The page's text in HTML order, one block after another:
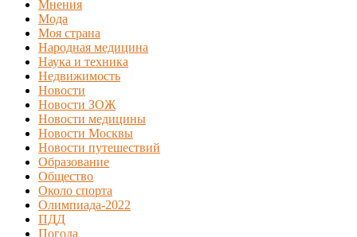
Мнения
Мода
Моя страна
Народная медицина
Наука и техника
Недвижимость
Новости
Новости ЗОЖ
Новости медицины
Новости Москвы
Новости путешествий
Образование
Общество
Около спорта
Олимпиада-2022
ПДД
Погода